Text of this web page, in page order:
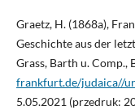
Graetz, H. (1868a),
Geschichte aus der
Grass, Barth u. Comp.,
frankfurt.de/judaica//
5.05.2021 (przedruk: